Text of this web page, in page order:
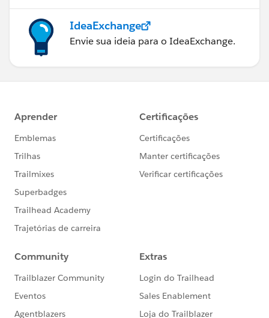
IdeaExchange
Envie sua ideia para o IdeaExchange.